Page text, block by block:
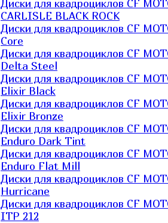
Диски для квадроциклов CF
CARLISLE BLACK ROCK
Диски для квадроциклов CF
Core
Диски для квадроциклов CF
Delta Steel
Диски для квадроциклов CF
Elixir Black
Диски для квадроциклов CF
Elixir Bronze
Диски для квадроциклов CF
Enduro Dark Tint
Диски для квадроциклов CF
Enduro Flat Mill
Диски для квадроциклов CF
Hurricane
Диски для квадроциклов CF
ITP 212